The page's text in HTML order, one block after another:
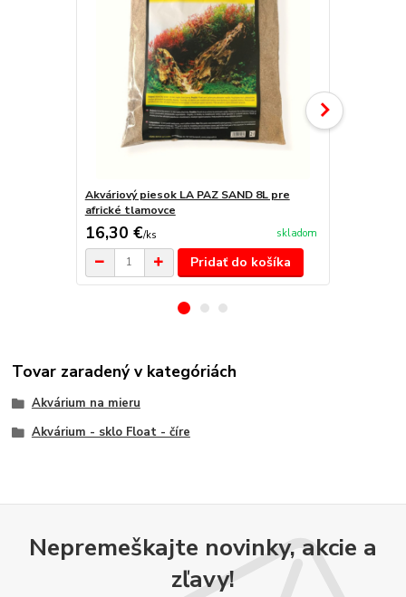
Akváriový piesok LA PAZ SAND 8L pre
africké tlamovce
16,30 €/ks skladom
Pridať do košíka
Tovar zaradený v kategóriách
Akvárium na mieru
Akvárium - sklo Float - číre
Nepremeškajte novinky, akcie a
zľavy!